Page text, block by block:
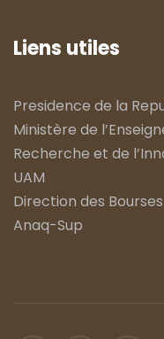
Liens utiles
Presidence de la
Ministère de
Recherche et de
UAM
Direction des Bourses
Anaq-Sup